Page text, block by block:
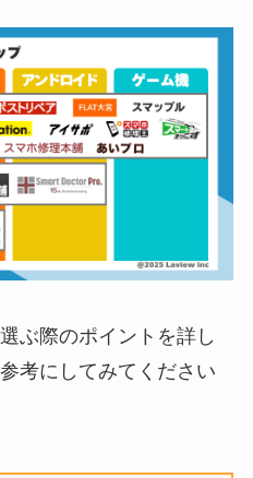
ぶ際のポイントを詳し
考にしてみてください